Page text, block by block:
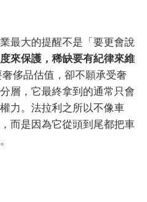
最大的提醒不是「要更會說
來保護，稀缺要有紀律來維
侈品估值，卻不願承受奢
層，它最終拿到的通常只會
力。法拉利之所以不像車
而是因為它從頭到尾都把車